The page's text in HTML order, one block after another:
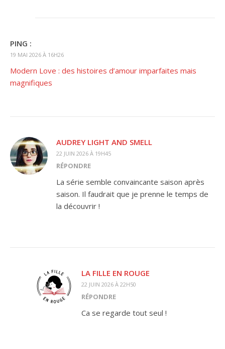
PING :
19 MAI 2026 À 16H26
Modern Love : des histoires d’amour imparfaites mais
magnifiques
AUDREY LIGHT AND SMELL
22 JUIN 2026 À 19H45
RÉPONDRE
La série semble convaincante saison après
saison. Il faudrait que je prenne le temps de
la découvrir !
LA FILLE EN ROUGE
22 JUIN 2026 À 22H50
RÉPONDRE
Ca se regarde tout seul !